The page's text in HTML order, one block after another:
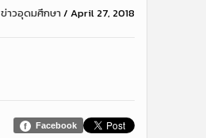
ข่าวอุดมศึกษา/ April 27, 2018
Facebook